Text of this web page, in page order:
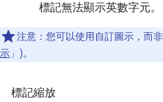
標記無法顯示英數字元。
注意：您可以使用自訂圖示，而
示 」)。
標記縮放